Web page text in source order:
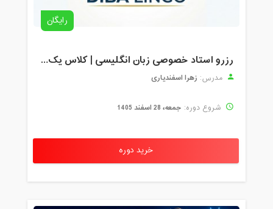
رایگان
رزرو استاد خصوصی زبان انگلیسی | کلاس یک‌نفره با زهرا اسفندیاری + مشاوره رایگان
مدرس: زهرا اسفندیاری
شروع دوره: جمعه، 28 اسفند 1405
خرید دوره